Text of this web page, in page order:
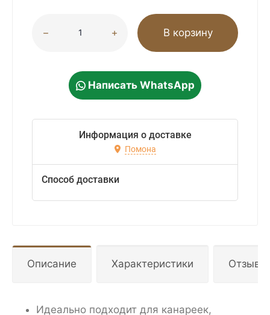
В корзину
Написать WhatsApp
Информация о доставке
Помона
Способ доставки
Описание Характеристики
Идеально подходит для канареек,